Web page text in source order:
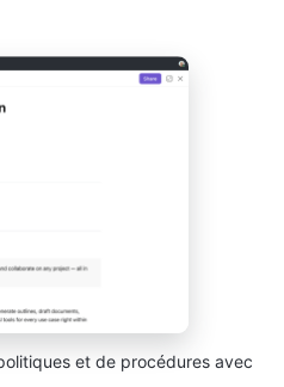
et de procédures avec